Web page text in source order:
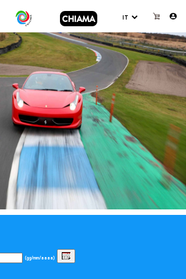
CHIAMA
(gg/mm/aaaa)